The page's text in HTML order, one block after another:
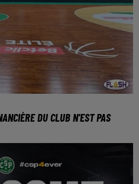
DU CLUB N'EST PAS